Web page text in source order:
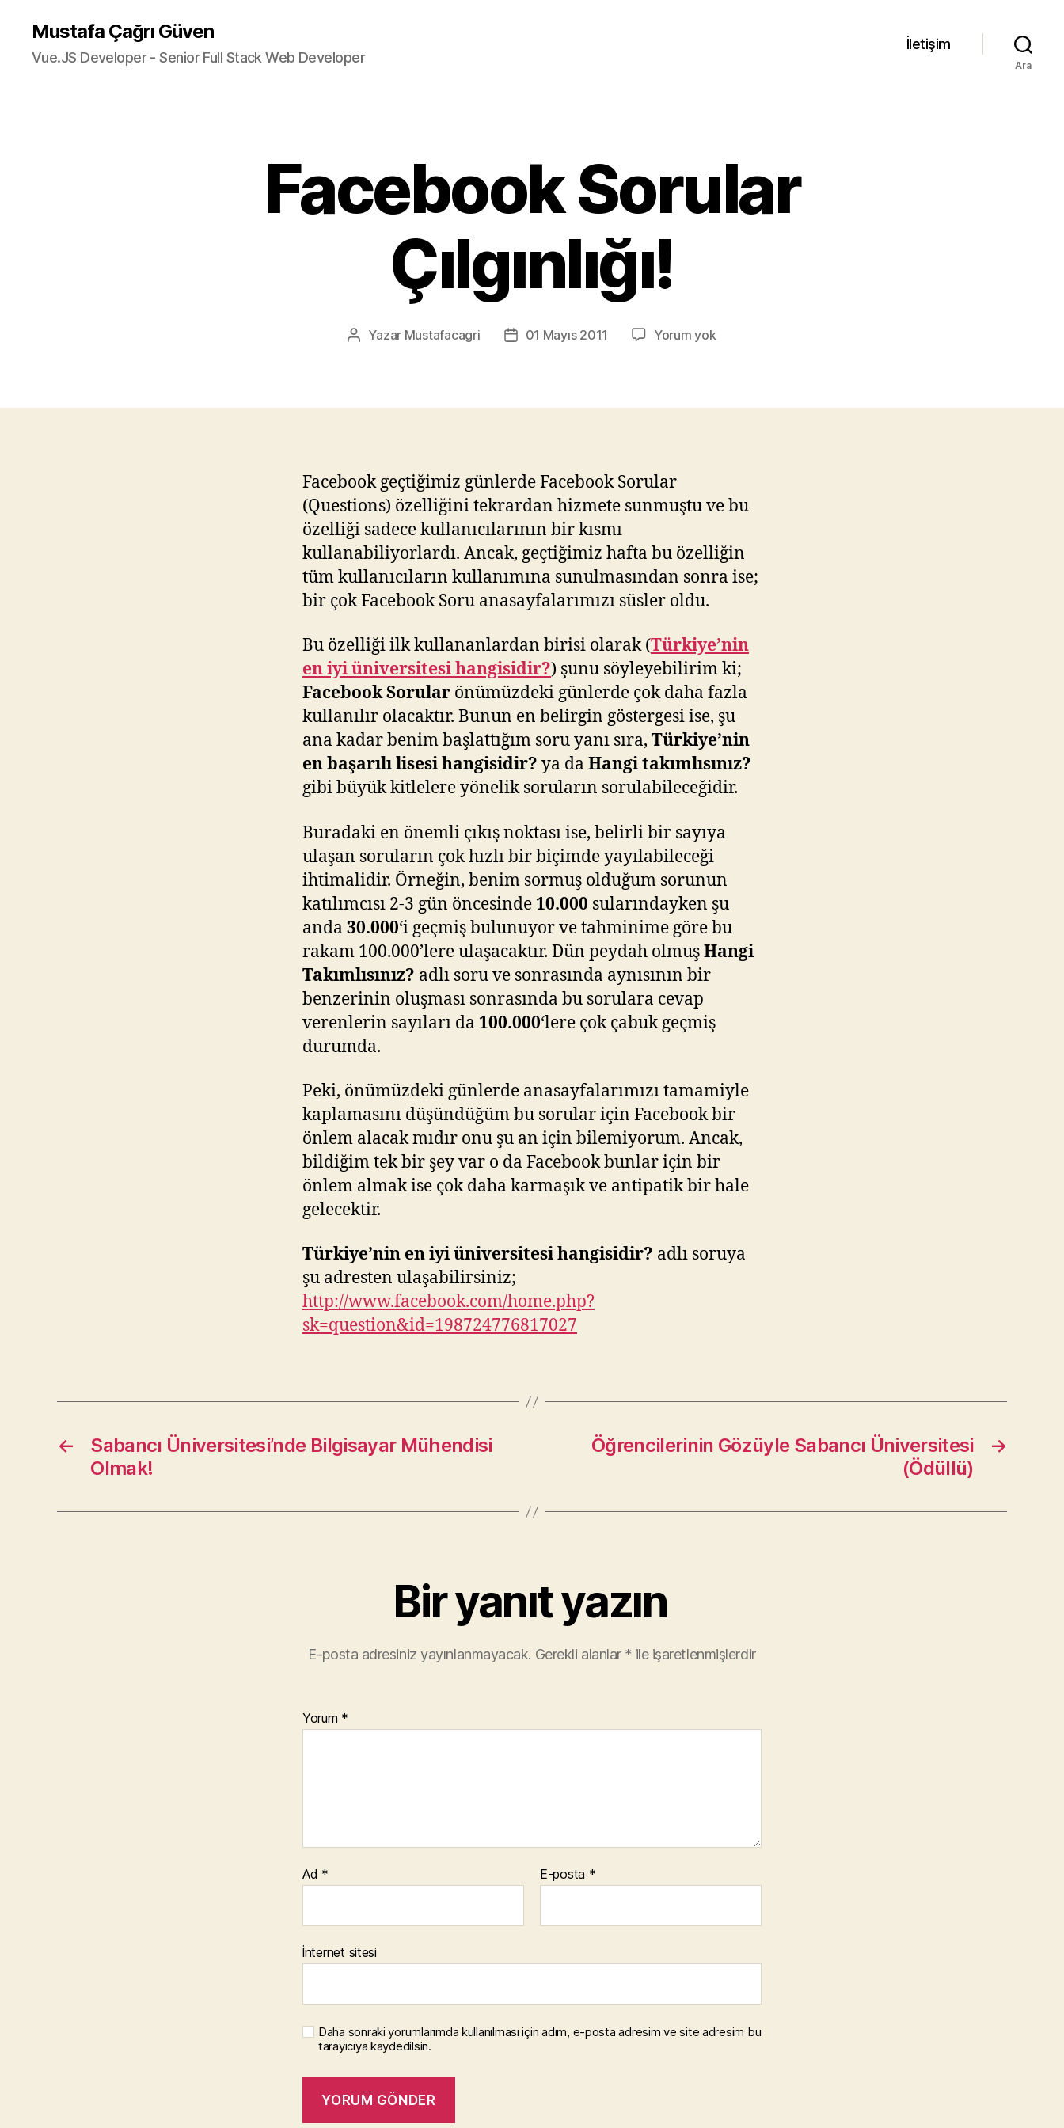
Mustafa Çağrı Güven
Vue.JS Developer - Senior Full Stack Web Developer
İletişim
Ara
Facebook Sorular
Çılgınlığı!
Yazının
Yazar Mustafacagri
Yazı01 Mayıs 2011 Yorum yokFacebook
Facebook geçtiğimiz günlerde Facebook Sorular
(Questions) özelliğini tekrardan hizmete sunmuştu ve bu
özelliği sadece kullanıcılarının bir kısmı
kullanabiliyorlardı. Ancak, geçtiğimiz hafta bu özelliğin
tüm kullanıcıların kullanımına sunulmasından sonra ise;
bir çok Facebook Soru anasayfalarımızı süsler oldu.
Bu özelliği ilk kullananlardan birisi olarak (Türkiye’nin
en iyi üniversitesi hangisidir?) şunu söyleyebilirim ki;
Facebook Sorular önümüzdeki günlerde çok daha fazla
kullanılır olacaktır. Bunun en belirgin göstergesi ise, şu
ana kadar benim başlattığım soru yanı sıra, Türkiye’nin
en başarılı lisesi hangisidir? ya da Hangi takımlısınız?
gibi büyük kitlelere yönelik soruların sorulabileceğidir.
Buradaki en önemli çıkış noktası ise, belirli bir sayıya
ulaşan soruların çok hızlı bir biçimde yayılabileceği
ihtimalidir. Örneğin, benim sormuş olduğum sorunun
katılımcısı 2-3 gün öncesinde 10.000 sularındayken şu
anda 30.000‘i geçmiş bulunuyor ve tahminime göre bu
rakam 100.000’lere ulaşacaktır. Dün peydah olmuşHangi
Takımlısınız? adlı soru ve sonrasında aynısının bir
benzerinin oluşması sonrasında bu sorulara cevap
verenlerin sayıları da 100.000‘lere çok çabuk geçmiş
durumda.
Peki, önümüzdeki günlerde anasayfalarımızı tamamiyle
kaplamasını düşündüğüm bu sorular için Facebook bir
önlem alacak mıdır onu şu an için bilemiyorum. Ancak,
bildiğim tek bir şey var o da Facebook bunlar için bir
önlem almak ise çok daha karmaşık ve antipatik bir hale
gelecektir.
Türkiye’nin en iyi üniversitesi hangisidir? adlı soruya
şu adresten ulaşabilirsiniz;
http://www.facebook.com/home.php?
sk=question&id=198724776817027
←
Sabancı Üniversitesi’nde Bilgisayar Mühendisi
Olmak!
→
Öğrencilerinin Gözüyle Sabancı Üniversitesi
(Ödüllü)
Bir yanıt yazın
E-posta adresiniz yayınlanmayacak. Gerekli alanlar * ile işaretlenmişlerdir
Yorum *
Ad * E-posta *
İnternet sitesi
Daha sonraki yorumlarımda kullanılması için adım, e-posta adresim ve site adresim bu
tarayıcıya kaydedilsin.